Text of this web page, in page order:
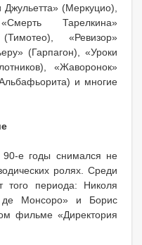
(Меркуцио),
Тарелкина»
«Ревизор»
(Гарпагон), «Уроки
«Жаворонок»
и многие
е годы снимался не
ролях. Среди
того периода: Николя
Монсоро» и Борис
фильме «Директория